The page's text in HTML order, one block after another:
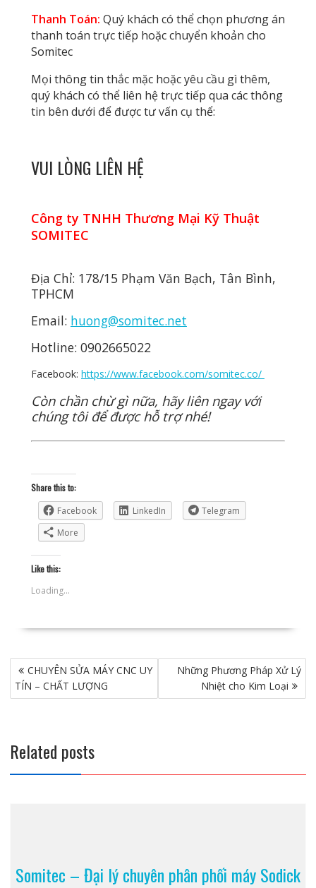
Thanh Toán: Quý khách có thể chọn phương án
thanh toán trực tiếp hoặc chuyển khoản cho
Somitec
Mọi thông tin thắc mặc hoặc yêu cầu gì thêm,
quý khách có thể liên hệ trực tiếp qua các thông
tin bên dưới để được tư vấn cụ thể:
VUI LÒNG LIÊN HỆ
Công ty TNHH Thương Mại Kỹ Thuật
SOMITEC
Địa Chỉ: 178/15 Phạm Văn Bạch, Tân Bình,
TPHCM
Email: huong@somitec.net
Hotline: 0902665022
Facebook: https://www.facebook.com/somitec.co/
Còn chần chừ gì nữa, hãy liên ngay với
chúng tôi để được hỗ trợ nhé!
Share this to:
Facebook
LinkedIn
Telegram
More
Like this:
Loading...
Điều
hướng
bài
CHUYÊN SỬA MÁY CNC UY
TÍN – CHẤT LƯỢNG
Những Phương Pháp Xử Lý
Nhiệt cho Kim Loại
Related posts
Somitec – Đại lý chuyên phân phối máy Sodick